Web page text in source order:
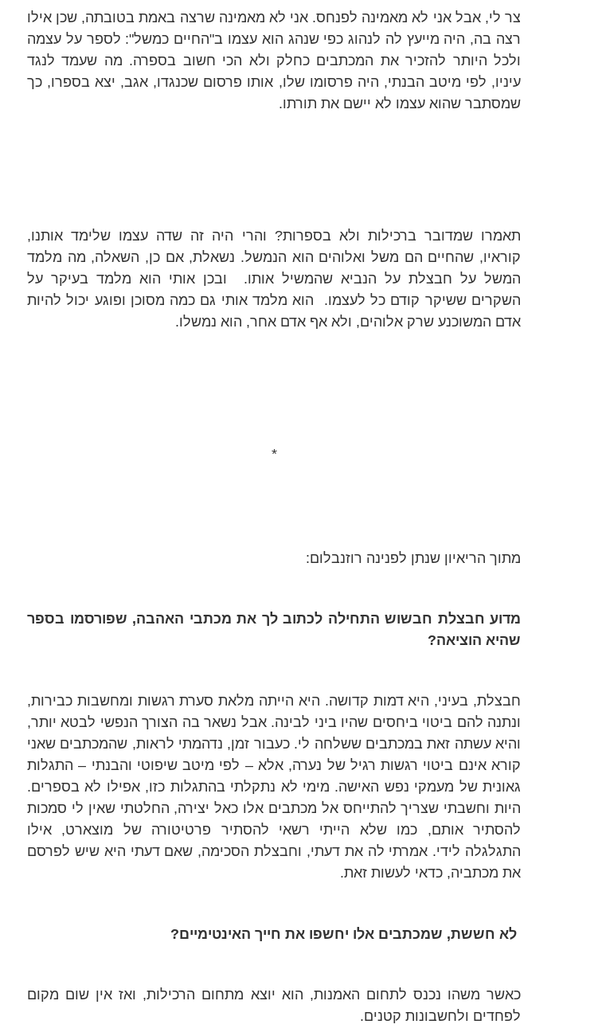
צר לי, אבל אני לא מאמינה לפנחס. אני לא מאמינה שרצה באמת בטובתה, שכן אילו
רצה בה, היה מייעץ לה לנהוג כפי שנהג הוא עצמו ב"החיים כמשל": לספר על עצמה
ולכל היותר להזכיר את המכתבים כחלק ולא הכי חשוב בספרה. מה שעמד לנגד
עיניו, לפי מיטב הבנתי, היה פרסומו שלו, אותו פרסום שכנגדו, אגב, יצא בספרו, כך
שמסתבר שהוא עצמו לא יישם את תורתו.
תאמרו שמדובר ברכילות ולא בספרות? והרי היה זה שדה עצמו שלימד אותנו,
קוראיו, שהחיים הם משל ואלוהים הוא הנמשל. נשאלת, אם כן, השאלה, מה מלמד
המשל על חבצלת על הנביא שהמשיל אותו.
ובכן אותי הוא מלמד בעיקר על
השקרים ששיקר קודם כל לעצמו.
הוא מלמד אותי גם כמה מסוכן ופוגע יכול להיות
אדם המשוכנע שרק אלוהים, ולא אף אדם אחר, הוא נמשלו.
*
מתוך הריאיון שנתן לפנינה רוזנבלום:
מדוע חבצלת חבשוש התחילה לכתוב לך את מכתבי האהבה, שפורסמו בספר
שהיא הוציאה?
חבצלת, בעיני, היא דמות קדושה. היא הייתה מלאת סערת רגשות ומחשבות כבירות,
ונתנה להם ביטוי ביחסים שהיו ביני לבינה. אבל נשאר בה הצורך הנפשי לבטא יותר,
והיא עשתה זאת במכתבים ששלחה לי. כעבור זמן, נדהמתי לראות, שהמכתבים שאני
קורא אינם ביטוי רגשות רגיל של נערה, אלא – לפי מיטב שיפוטי והבנתי – התגלות
גאונית של מעמקי נפש האישה. מימי לא נתקלתי בהתגלות כזו, אפילו לא בספרים.
היות וחשבתי שצריך להתייחס אל מכתבים אלו כאל יצירה, החלטתי שאין לי סמכות
להסתיר אותם, כמו שלא הייתי רשאי להסתיר פרטיטורה של מוצארט, אילו
התגלגלה לידי. אמרתי לה את דעתי, וחבצלת הסכימה, שאם דעתי היא שיש לפרסם
את מכתביה, כדאי לעשות זאת.
לא חששת, שמכתבים אלו יחשפו את חייך האינטימיים?
כאשר משהו נכנס לתחום האמנות, הוא יוצא מתחום הרכילות, ואז אין שום מקום
לפחדים ולחשבונות קטנים.